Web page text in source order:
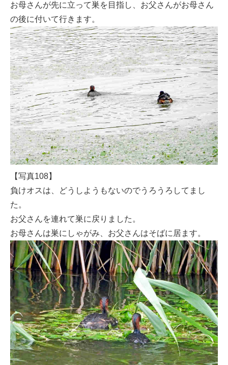
お母さんが先に立って巣を目指し、お父さんがお母さん
の後に付いて行きます。
【写真108】
負けオスは、どうしようもないのでうろうろしてまし
た。
お父さんを連れて巣に戻りました。
お母さんは巣にしゃがみ、お父さんはそばに居ます。